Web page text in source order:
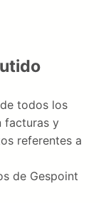
todos los
facturas y
referentes a
de Gespoint